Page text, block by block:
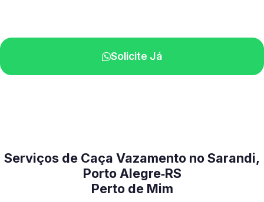
Solicite Já
Serviços de Caça Vazamento no Sarandi,
Porto Alegre‑RS
Perto de Mim